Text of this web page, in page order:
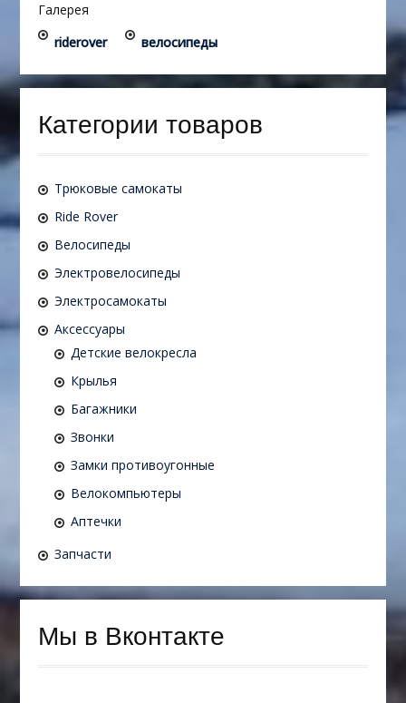
Галерея
riderover
велосипеды
Категории товаров
Трюковые самокаты
Ride Rover
Велосипеды
Электровелосипеды
Электросамокаты
Аксессуары
Детские велокресла
Крылья
Багажники
Звонки
Замки противоугонные
Велокомпьютеры
Аптечки
Запчасти
Мы в Вконтакте